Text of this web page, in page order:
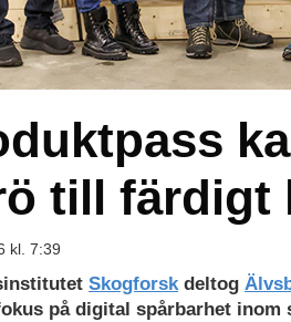
till färdigt
kl. 7:39
Skogforsk deltog
på digital spårbarhet